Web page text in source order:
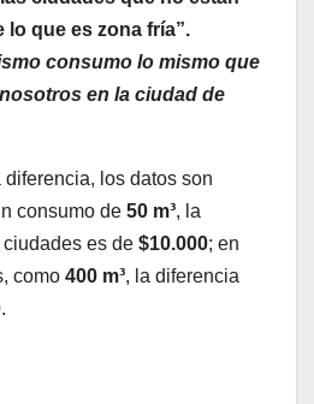
que es zona fría”.
consumo lo mismo que
en la ciudad de
los datos son
consumo de 50 m³, la
es de $10.000; en
como 400 m³, la diferencia
.